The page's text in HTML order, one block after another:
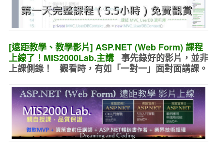
[遠距教學、教學影片] ASP.NET (Web Form) 課程
上線了！MIS2000Lab.主講 事先錄好的影片，並非
上課側錄！ 觀看時，有如 「一對一」面對面講課。